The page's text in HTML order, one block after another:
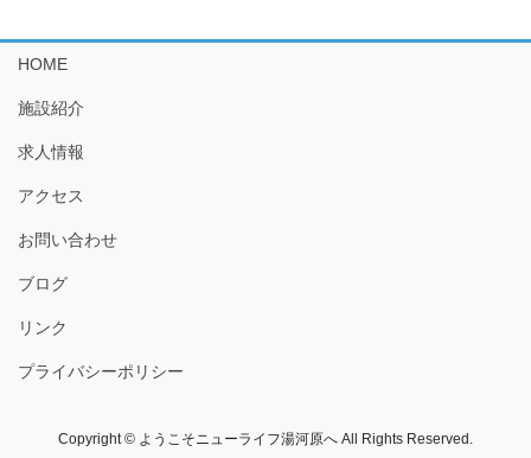
HOME
施設紹介
求人情報
アクセス
お問い合わせ
ブログ
リンク
プライバシーポリシー
Copyright © ようこそニューライフ湯河原へ All Rights Reserved.